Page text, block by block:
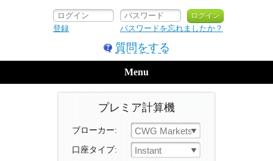
登録 パスワードを忘れましたか？
質問をする
Menu
プレミア計算機
ブローカー: CWG Markets
口座タイプ: Instant